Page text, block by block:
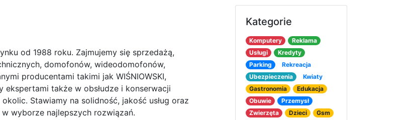
od 1988 roku. Zajmujemy się sprzedażą,
domofonów, wideodomofonów,
producentami takimi jak WIŚNIOWSKI,
ekspertami także w obsłudze i konserwacji
Stawiamy na solidność, jakość usług oraz
wyborze najlepszych rozwiązań.
Kategorie
Komputery
Reklama
Usługi
Kredyty
Parking
Rekreacja
Ubezpieczenia
Kwiaty
Gastronomia
Edukacja
Obuwie
Przemysł
Zwierzęta
Dzieci
Gsm